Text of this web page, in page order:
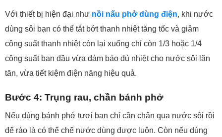
Với thiết bị hiện đại như nồi nấu phở dùng điện, khi nước
dùng sôi bạn có thể tắt bớt thanh nhiệt tăng tốc và giảm
công suất thanh nhiệt còn lại xuống chỉ còn 1/3 hoặc 1/4
công suất ban đầu vừa đảm bảo đủ nhiệt cho nước sôi lăn
tăn, vừa tiết kiệm điện năng hiệu quả.
Bước 4: Trụng rau, chần bánh phở
Nếu dùng bánh phở tươi bạn chỉ cần chân qua nước sôi rồi
để ráo là có thể chế nước dùng được luôn. Còn nếu dùng